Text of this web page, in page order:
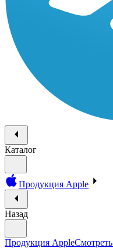
Каталог
Продукция Apple
Назад
Продукция Apple